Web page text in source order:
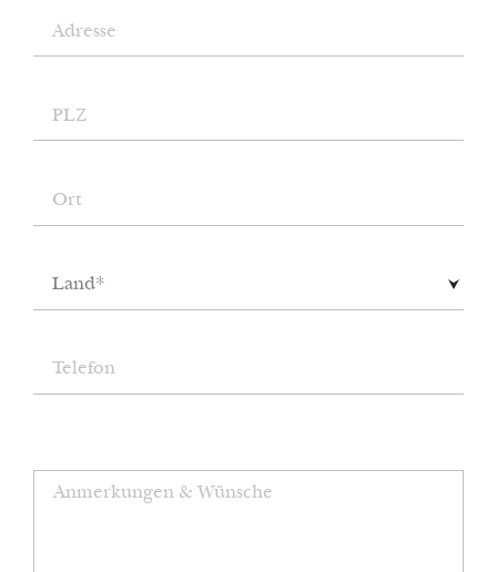
Land*